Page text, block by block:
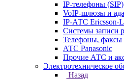
IP-телефоны (SIP)
VoIP-шлюзы и
IP-АТС Ericsson-
Системы записи
Телефоны, факсы
АТС Panasonic
Прочие АТС и
Электротехническое
Назад